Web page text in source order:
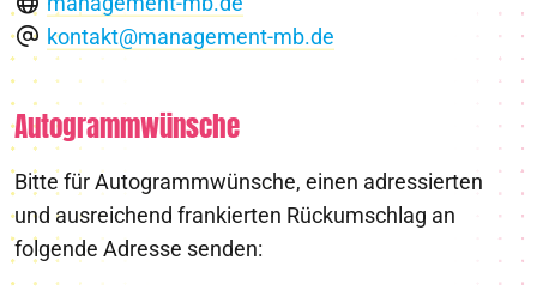
kontakt@management-mb.de
Autogrammwünsche
Bitte für Autogrammwünsche, einen adressierten
und ausreichend frankierten Rückumschlag an
folgende Adresse senden: